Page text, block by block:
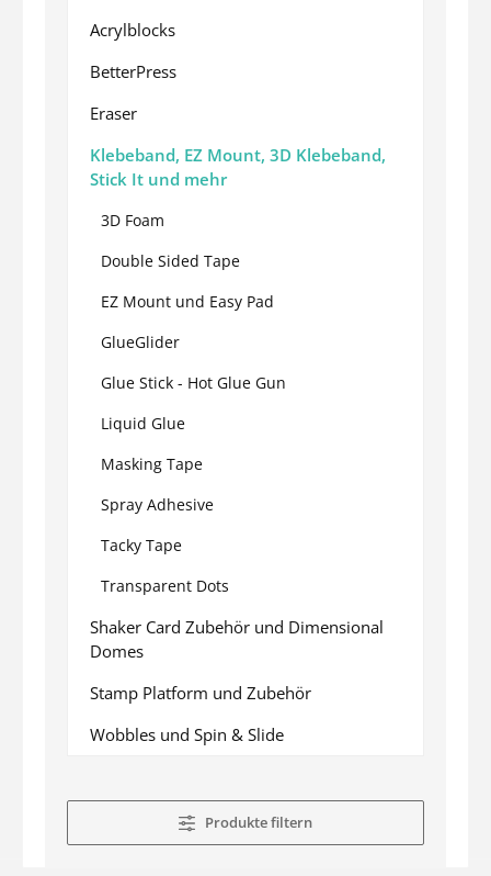
Acrylblocks
BetterPress
Eraser
Klebeband, EZ Mount, 3D Klebeband,
Stick It und mehr
3D Foam
Double Sided Tape
EZ Mount und Easy Pad
GlueGlider
Glue Stick - Hot Glue Gun
Liquid Glue
Masking Tape
Spray Adhesive
Tacky Tape
Transparent Dots
Shaker Card Zubehör und Dimensional
Domes
Stamp Platform und Zubehör
Wobbles und Spin & Slide
Produkte filtern